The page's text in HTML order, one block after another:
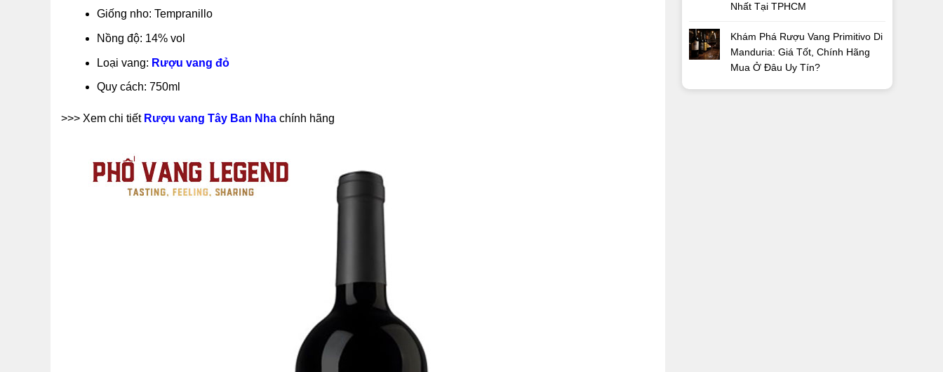
Nhất Tại TPHCM
Khám Phá Rượu Vang Primitivo Di
Manduria: Giá Tốt, Chính Hãng
Mua Ở Đâu Uy Tín?
Giống nho: Tempranillo
Nồng độ: 14% vol
Loại vang: Rượu vang đỏ
Quy cách: 750ml
>>> Xem chi tiết Rượu vang Tây Ban Nha chính hãng